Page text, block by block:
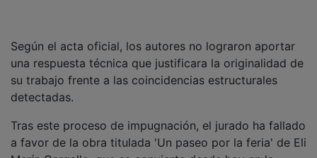
una respuesta técnica que justificara la originalidad de
su trabajo frente a las coincidencias estructurales
detectadas.
a favor de la obra titulada 'Un paseo por la feria' de Eli
Marín Gargallo, que se convierte desde hoy en la